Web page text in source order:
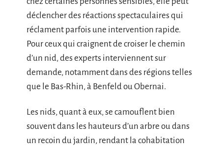
déclencher des réactions spectaculaires qui
réclament parfois une intervention rapide.
Pour ceux qui craignent de croiser le chemin
d’un nid, des experts interviennent sur
demande, notamment dans des régions telles
que le Bas-Rhin, à Benfeld ou Obernai.
Les nids, quant à eux, se camouflent bien
souvent dans les hauteurs d’un arbre ou dans
un recoin du jardin, rendant la cohabitation